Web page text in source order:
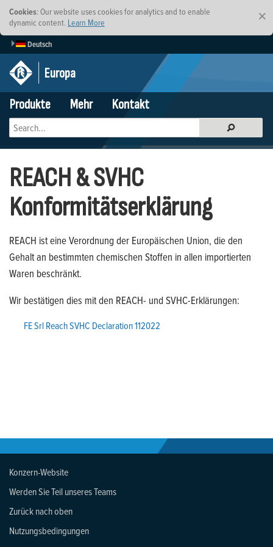
×
Cookies: Our website uses cookies for analytics and to enable
dynamic content. Learn More
Deutsch
Europa
Produkte
Mehr Kontakt
REACH & SVHC
Konformitätserklärung
REACH ist eine Verordnung der Europäischen Union, die den
Gehalt an bestimmten chemischen Stoffen in allen importierten
Waren beschränkt.
Wir bestätigen dies mit den REACH- und SVHC-Erklärungen:
FE Srl Reach SVHC Declaration 112022
Konzern-Website
Werden Sie Teil unseres Teams
Zurück nach oben
Nutzungsbedingungen